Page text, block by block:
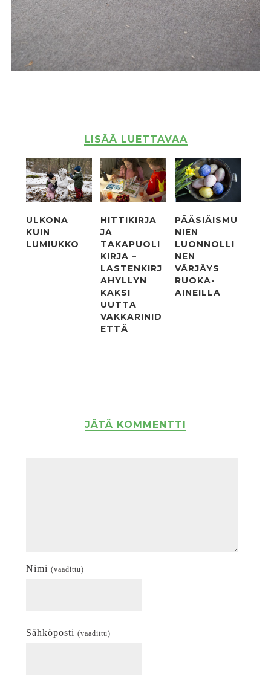
LISÄÄ LUETTAVAA
ULKONA
KUIN
LUMIUKKO
HITTIKIRJA
JA
TAKAPUOLI
KIRJA –
LASTENKIRJ
AHYLLYN
KAKSI
UUTTA
VAKKARINID
ETTÄ
PÄÄSIÄISMU
NIEN
LUONNOLLI
NEN
VÄRJÄYS
RUOKA-
AINEILLA
JÄTÄ KOMMENTTI
Nimi (vaadittu)
Sähköposti (vaadittu)